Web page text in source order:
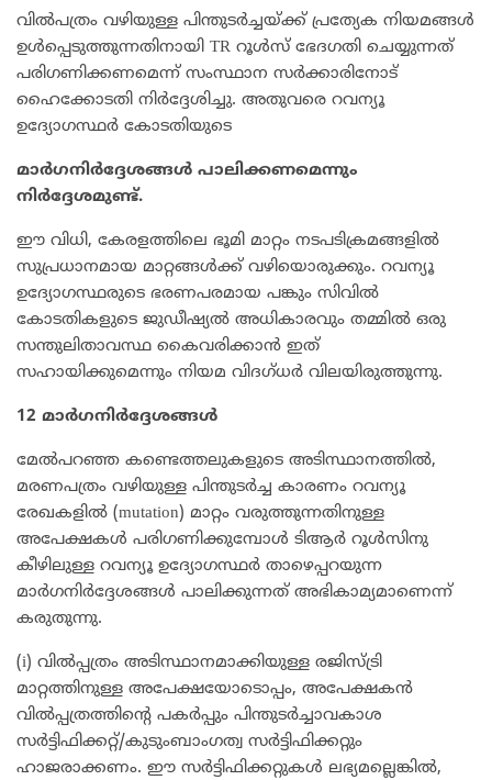
വിൽപത്രം വഴിയുള്ള പിന്തുടർച്ചയ്ക്ക് പ്രത്യേക നിയമങ്ങൾ
ഉൾപ്പെടുത്തുന്നതിനായി TR റൂൾസ് ഭേദഗതി ചെയ്യുന്നത്
പരിഗണിക്കണമെന്ന് സംസ്ഥാന സർക്കാരിനോട്
ഹൈക്കോടതി നിർദ്ദേശിച്ചു. അതുവരെ റവന്യൂ
ഉദ്യോഗസ്ഥർ കോടതിയുടെ
മാർഗനിർദ്ദേശങ്ങൾ പാലിക്കണമെന്നും
നിർദ്ദേശമുണ്ട്.
ഈ വിധി, കേരളത്തിലെ ഭൂമി മാറ്റം നടപടിക്രമങ്ങളിൽ
സുപ്രധാനമായ മാറ്റങ്ങൾക്ക് വഴിയൊരുക്കും. റവന്യൂ
ഉദ്യോഗസ്ഥരുടെ ഭരണപരമായ പങ്കും സിവിൽ
കോടതികളുടെ ജുഡീഷ്യൽ അധികാരവും തമ്മിൽ ഒരു
സന്തുലിതാവസ്ഥ കൈവരിക്കാൻ ഇത്
സഹായിക്കുമെന്നും നിയമ വിദഗ്ധർ വിലയിരുത്തുന്നു.
12 മാർഗനിർദ്ദേശങ്ങൾ
മേൽപറഞ്ഞ കണ്ടെത്തലുകളുടെ അടിസ്ഥാനത്തിൽ,
മരണപത്രം വഴിയുള്ള പിന്തുടർച്ച കാരണം റവന്യൂ
രേഖകളിൽ (mutation) മാറ്റം വരുത്തുന്നതിനുള്ള
അപേക്ഷകൾ പരിഗണിക്കുമ്പോൾ ടിആർ റൂൾസിനു
കീഴിലുള്ള റവന്യൂ ഉദ്യോഗസ്ഥർ താഴെപ്പറയുന്ന
മാർഗനിർദ്ദേശങ്ങൾ പാലിക്കുന്നത് അഭികാമ്യമാണെന്ന്
കരുതുന്നു.
(i) വിൽപ്പത്രം അടിസ്ഥാനമാക്കിയുള്ള രജിസ്ട്രി
മാറ്റത്തിനുള്ള അപേക്ഷയോടൊപ്പം, അപേക്ഷകൻ
വിൽപ്പത്രത്തിന്റെ പകർപ്പും പിന്തുടർച്ചാവകാശ
സർട്ടിഫിക്കറ്റ്/കുടുംബാംഗത്വ സർട്ടിഫിക്കറ്റും
ഹാജരാക്കണം. ഈ സർട്ടിഫിക്കറ്റുകൾ ലഭ്യമല്ലെങ്കിൽ,